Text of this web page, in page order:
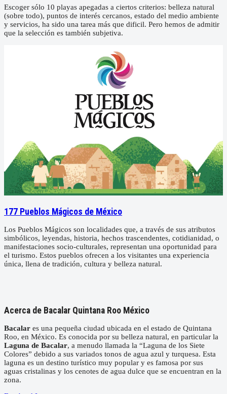
Escoger sólo 10 playas apegadas a ciertos criterios: belleza natural
(sobre todo), puntos de interés cercanos, estado del medio ambiente
y servicios, ha sido una tarea más que dificil. Pero hemos de admitir
que la selección es también subjetiva.
177 Pueblos Mágicos de México
Los Pueblos Mágicos son localidades que, a través de sus atributos
simbólicos, leyendas, historia, hechos trascendentes, cotidianidad, o
manifestaciones socio-culturales, representan una oportunidad para
el turismo. Estos pueblos ofrecen a los visitantes una experiencia
única, llena de tradición, cultura y belleza natural.
Acerca de Bacalar Quintana Roo México
Bacalar es una pequeña ciudad ubicada en el estado de Quintana
Roo, en México. Es conocida por su belleza natural, en particular la
Laguna de Bacalar, a menudo llamada la “Laguna de los Siete
Colores” debido a sus variados tonos de agua azul y turquesa. Esta
laguna es un destino turístico muy popular y es famosa por sus
aguas cristalinas y los cenotes de agua dulce que se encuentran en la
zona.